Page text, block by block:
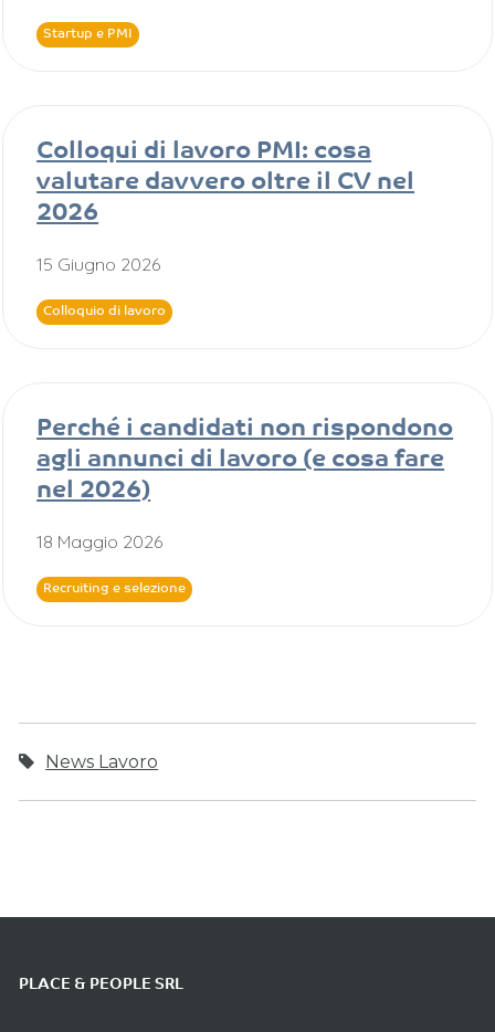
Startup e PMI
Colloqui di lavoro PMI: cosa
valutare davvero oltre il CV nel
2026
15 Giugno 2026
Colloquio di lavoro
Perché i candidati non rispondono
agli annunci di lavoro (e cosa fare
nel 2026)
18 Maggio 2026
Recruiting e selezione
News Lavoro
PLACE & PEOPLE SRL